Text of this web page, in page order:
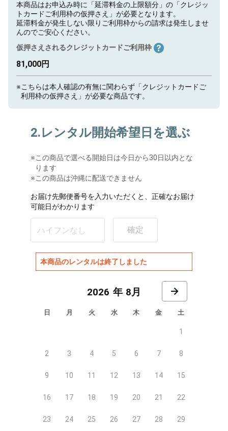
本商品はお申込み時に「延滞料金の上限額分」の「クレジッ
トカードご利用枠の仮押さえ」が必要となります。
延滞料金が発生しない限りご利用枠からの請求は発生しませ
んのでご安心ください。
仮押さえされるクレジットカードご利用枠
81,000円
※こちらは本人確認の有無に関わらず「クレジットカードご
利用枠の仮押さえ」が必要な商品です。
2.レンタル開始希望日を選ぶ
※この商品で選べる開始日は今日から30日以内とな
ります
※この商品は沖縄に配送できません
お届け先郵便番号を入力いただくと、正確なお届け
可能日がわかります
確定
本商品のレンタルは終了しました
8月
日 月 火 水 木 金 土
1
2 3 4 5 6 7 8
9 10 11 12 13 14 15
16 17 18 19 20 21 22
23 24 25 26 27 28 29